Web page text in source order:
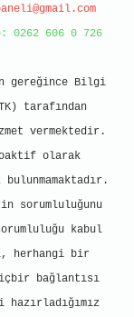
0262 606 0 726
gereğince Bilgi
tarafından
vermektedir.
olarak
sorumluluğunu
kabul
herhangi bir
bağlantısı